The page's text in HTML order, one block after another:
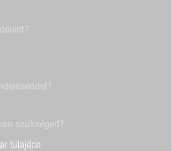
szükséged?